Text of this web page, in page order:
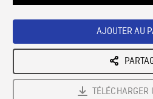
AJOUTER AU
TÉLÉCHARGER